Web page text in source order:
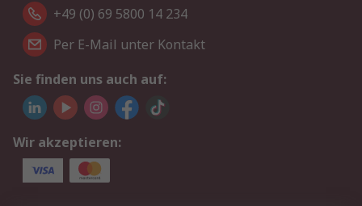
+49 (0) 69 5800 14 234
Per E-Mail unter Kontakt
Sie finden uns auch auf:
Wir akzeptieren: